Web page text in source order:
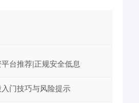
台推荐|正规安全低息
门技巧与风险提示